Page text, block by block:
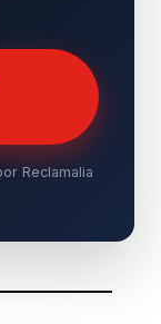
Reclamalia